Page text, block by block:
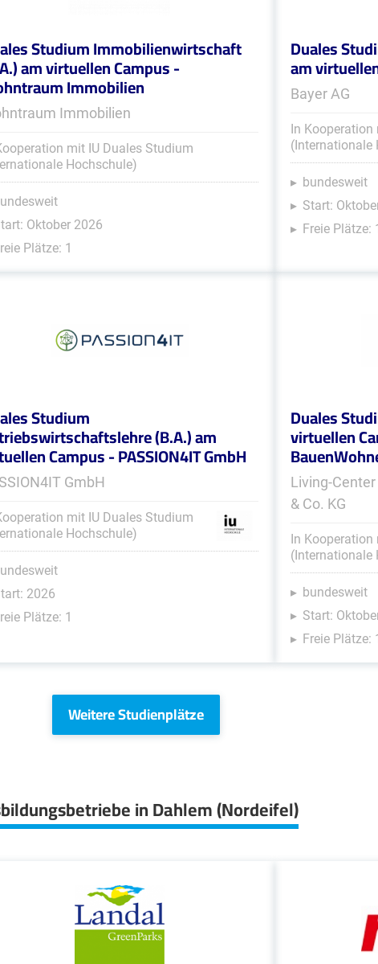
Studium Immobilienwirtschaft
am virtuellen Campus -
Immobilien
Immobilien
mit IU Duales Studium
Hochschule)
Oktober 2026
Plätze: 1
Duales
am
Bayer AG
In Kooperation
(Internationale
bundesweit
Start:
Freie Plätze:
Studium
(B.A.) am
Campus - PASSION4IT GmbH
GmbH
mit IU Duales Studium
Hochschule)
2026
Plätze: 1
Duales
virtuellen
Living-
& Co. KG
In Kooperation
(Internationale
bundesweit
Start:
Freie Plätze:
Weitere Studienplätze
in Dahlem (Nordeifel)